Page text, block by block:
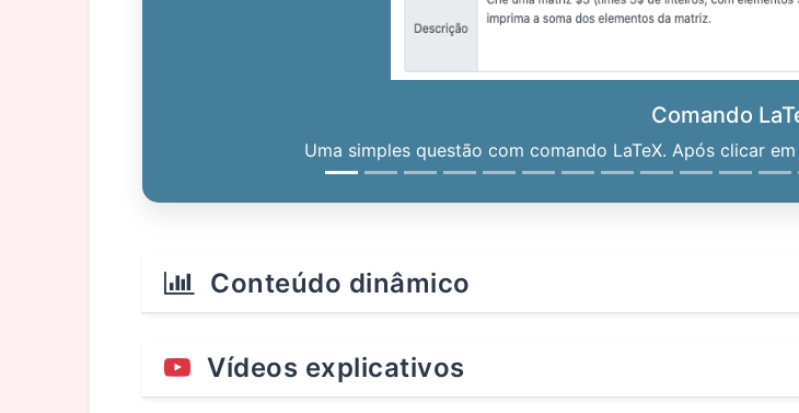
Comando
Uma simples questão com comando LaTeX. Após clicar
Conteúdo dinâmico
Vídeos explicativos